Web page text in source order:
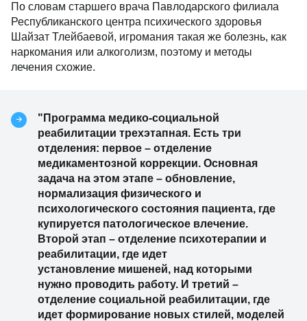
По словам старшего врача Павлодарского филиала
Республиканского центра психического здоровья
Шайзат Тлейбаевой, игромания такая же болезнь, как
наркомания или алкоголизм, поэтому и методы
лечения схожие.
"Программа медико-социальной
реабилитации трехэтапная. Есть три
отделения: первое – отделение
медикаментозной коррекции. Основная
задача на этом этапе – обновление,
нормализация физического и
психологического состояния пациента, где
купируется патологическое влечение.
Второй этап – отделение психотерапии и
реабилитации, где идет
установление мишеней, над которыми
нужно проводить работу. И третий –
отделение социальной реабилитации, где
идет формирование новых стилей, моделей